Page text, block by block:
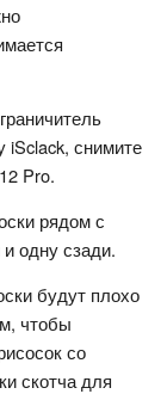
iSclack, снимите
Pro.
рядом с
одну сзади.
будут плохо
чтобы
со
скотча для